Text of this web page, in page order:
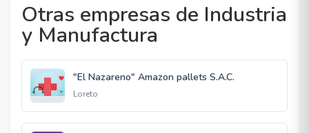
Otras empresas de Industria
y Manufactura
"El Nazareno" Amazon pallets S.A.C.
Loreto